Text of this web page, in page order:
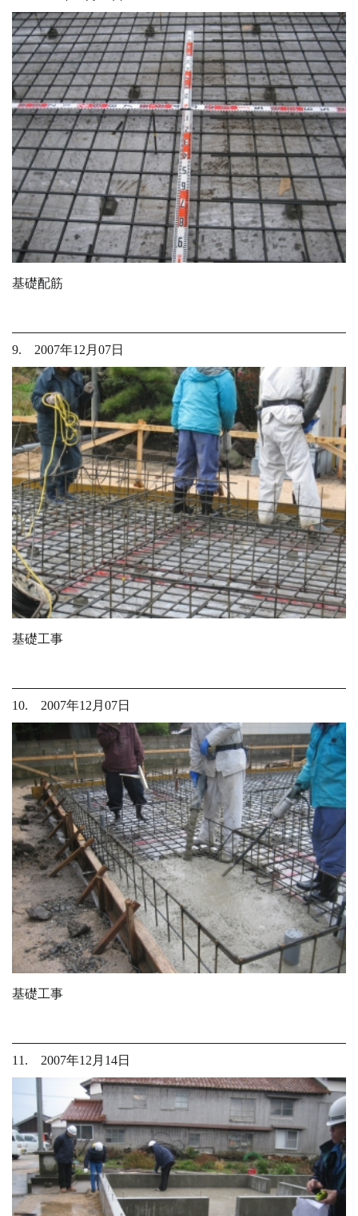
基礎配筋
9. 2007年12月07日
基礎工事
10. 2007年12月07日
基礎工事
11. 2007年12月14日